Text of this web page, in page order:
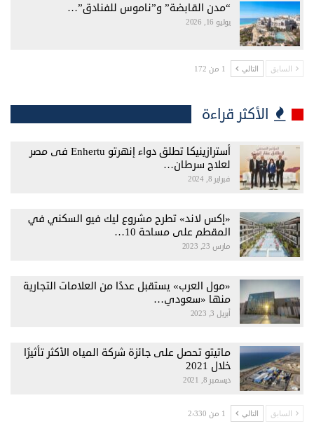
“مدن القابضة” و”ناموس للفنادق”…
يوليو 16, 2026
السابق التالي 1 من 172
الأكثر قراءة
أسترازينيكا تطلق دواء إنهرتو Enhertu فى مصر
لعلاج سرطان…
فبراير 8, 2024
«إكس لاند» تطرح مشروع ليك فيو السكني في
المقطم على مساحة 10…
مارس 23, 2023
«مول العرب» يستقبل عددًا من العلامات التجارية
منها «سعودي…
أبريل 3, 2023
ماتيتو تحصل على جائزة شركة المياه الأكثر تأثيرًا
خلال 2021
ديسمبر 8, 2021
السابق التالي 1 من 2٬330